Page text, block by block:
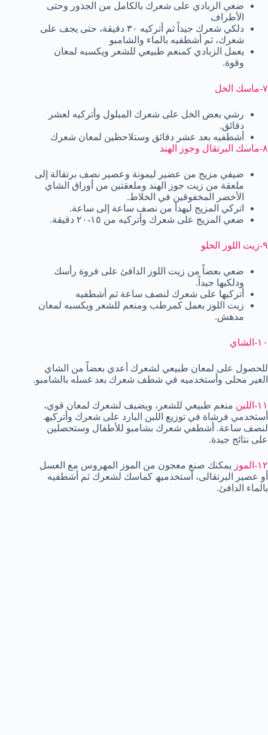
ضعي الزبادي على شعرك بالكامل من الجذور وحتى
الأطراف
دلكي شعرك جیداً ثم أتركیه ٣٠ دقیقة، حتى یجف على
شعرك، ثم أشطفیه بالماء والشامبو
یعمل الزبادي كمنعم طبیعي للشعر ویكسبه لمعان
وقوة.
٧-ماسك الخل
رشي بعض الخل على شعرك المبلول وأتركیه لعشر
دقائق.
أشطفیه بعد عشر دقائق وستلاحظین لمعان شعرك
٨-ماسك البرتقال وجوز الھند
ضیفي مزیج من عضیر لیمونة وعصیر نصف برتقالة إلى
ملعقة من زیت جوز الھند وملعقتین من أوراق الشاي
الأخضر المخفوقین في الخلاط.
اتركي المزیج لیھدأ من نصف ساعة إلى ساعة.
ضعي المزیج على شعرك وأتركیه من ١٥-٢٠ دقیقة.
٩-زیت اللوز الحلو
ضعي بعضاً من زیت اللوز الدافئ على فروة رأسك
ودلكیھا جیداً.
أتركیھا على شعرك لنصف ساعة ثم أشطفیه
زیت اللوز یعمل كمرطب ومنعم للشعر ویكسبه لمعان
مدھش.
١٠-الشاي
للحصول على لمعان طبیعي لشعرك أعدي بعضاً من الشاي
الغیر محلى وأستخدمیه في شطف شعرك بعد غسله بالشامبو.
١١-اللبن
منعم طبیعي للشعر، ویضیف لشعرك لمعان قوي،
أستخدمي فرشاة في توزیع اللبن البارد على شعرك وأتركیھ
لنصف ساعة. أشطفي شعرك بشامبو للأطفال وستحصلین
على نتائج جیدة.
١٢-الموز
یمكنك صنع معجون من الموز المھروس مع العسل
أو عصیر البرتقالى، أستخدمیھ كماسك لشعرك ثم أشطفیه
بالماء الدافئ.